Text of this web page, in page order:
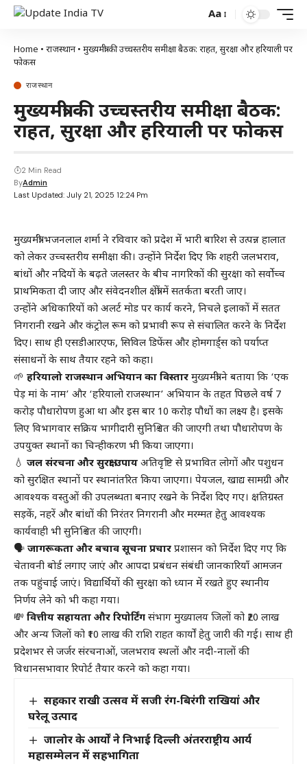
Aa
Home • राजस्थान• मुख्यमंत्री की उच्चस्तरीय समीक्षा बैठक: राहत, सुरक्षा और हरियाली पर
फोकस
राजस्थान
मुख्यमंत्री की उच्चस्तरीय समीक्षा बैठक:
राहत, सुरक्षा और हरियाली पर फोकस
Last Updated: July 21, 2025 12:24 Pm
ByAdmin
2 Min Read
मुख्यमंत्री भजनलाल शर्मा ने रविवार को प्रदेश में भारी बारिश से उत्पन्न हालात
को लेकर उच्चस्तरीय समीक्षा की। उन्होंने निर्देश दिए कि शहरी जलभराव,
बांधों और नदियों के बढ़ते जलस्तर के बीच नागरिकों की सुरक्षा को सर्वोच्च
प्राथमिकता दी जाए और संवेदनशील क्षेत्रों में सतर्कता बरती जाए।
उन्होंने अधिकारियों को अलर्ट मोड पर कार्य करने, निचले इलाकों में सतत
निगरानी रखने और कंट्रोल रूम को प्रभावी रूप से संचालित करने के निर्देश
दिए। साथ ही एसडीआरएफ, सिविल डिफेंस और होमगार्ड्स को पर्याप्त
संसाधनों के साथ तैयार रहने को कहा।
🌱 हरियालो राजस्थान अभियान का विस्तार मुख्यमंत्री ने बताया कि ‘एक
पेड़ मां के नाम’ और ‘हरियालो राजस्थान’ अभियान के तहत पिछले वर्ष 7
करोड़ पौधारोपण हुआ था और इस बार 10 करोड़ पौधों का लक्ष्य है। इसके
लिए विभागवार सक्रिय भागीदारी सुनिश्चित की जाएगी तथा पौधारोपण के
उपयुक्त स्थानों का चिन्हीकरण भी किया जाएगा।
💧 जल संरचना और सुरक्षा उपाय अतिवृष्टि से प्रभावित लोगों और पशुधन
को सुरक्षित स्थानों पर स्थानांतरित किया जाएगा। पेयजल, खाद्य सामग्री और
आवश्यक वस्तुओं की उपलब्धता बनाए रखने के निर्देश दिए गए। क्षतिग्रस्त
सड़कें, नहरें और बांधों की निरंतर निगरानी और मरम्मत हेतु आवश्यक
कार्यवाही भी सुनिश्चित की जाएगी।
🗣️ जागरूकता और बचाव सूचना प्रचार प्रशासन को निर्देश दिए गए कि
चेतावनी बोर्ड लगाए जाएं और आपदा प्रबंधन संबंधी जानकारियाँ आमजन
तक पहुंचाई जाएं। विद्यार्थियों की सुरक्षा को ध्यान में रखते हुए स्थानीय
निर्णय लेने को भी कहा गया।
💸 वित्तीय सहायता और रिपोर्टिंग संभाग मुख्यालय जिलों को ₹20 लाख
और अन्य जिलों को ₹10 लाख की राशि राहत कार्यों हेतु जारी की गई। साथ ही
प्रदेशभर से जर्जर संरचनाओं, जलभराव स्थलों और नदी-नालों की
विधानसभावार रिपोर्ट तैयार करने को कहा गया।
सहकार राखी उत्सव में सजी रंग-बिरंगी राखियां और
घरेलू उत्पाद
जालोर के आर्यों ने निभाई दिल्ली अंतरराष्ट्रीय आर्य
महासम्मेलन में सहभागिता